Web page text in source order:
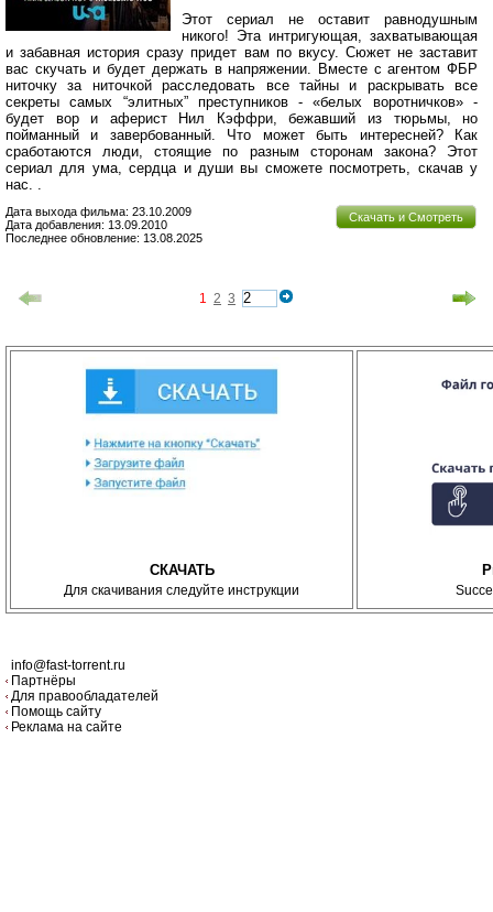
Этот сериал не оставит равнодушным
никого! Эта интригующая, захватывающая
и забавная история сразу придет вам по вкусу. Сюжет не заставит
вас скучать и будет держать в напряжении. Вместе с агентом ФБР
ниточку за ниточкой расследовать все тайны и раскрывать все
секреты самых “элитных” преступников - «белых воротничков» -
будет вор и аферист Нил Кэффри, бежавший из тюрьмы, но
пойманный и завербованный. Что может быть интересней? Как
сработаются люди, стоящие по разным сторонам закона? Этот
сериал для ума, сердца и души вы сможете посмотреть, скачав у
нас. .
Скачать и Смотреть
Дата выхода фильма: 23.10.2009
Дата добавления: 13.09.2010
Последнее обновление: 13.08.2025
1 2 3
СКАЧАТЬ
Для скачивания следуйте инструкции
info@fast-torrent.ru
Партнёры
Для правообладателей
Помощь сайту
Реклама на сайте